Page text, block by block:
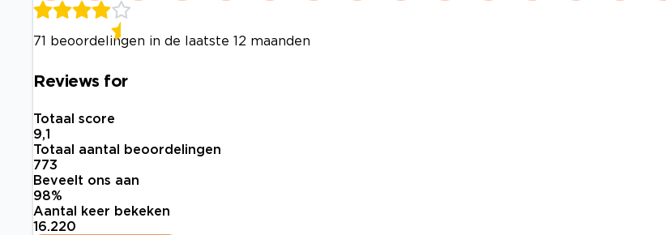
71 beoordelingen in de laatste 12 maanden
Reviews for
Totaal score
9,1
Totaal aantal beoordelingen
773
Beveelt ons aan
98%
Aantal keer bekeken
16.220